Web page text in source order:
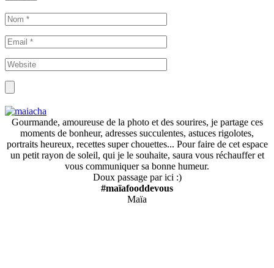
Gourmande, amoureuse de la photo et des sourires, je partage ces
moments de bonheur, adresses succulentes, astuces rigolotes,
portraits heureux, recettes super chouettes... Pour faire de cet espace
un petit rayon de soleil, qui je le souhaite, saura vous réchauffer et
vous communiquer sa bonne humeur.
Doux passage par ici :)
#maïafooddevous
Maïa